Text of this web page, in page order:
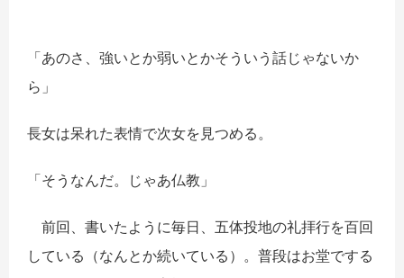
「あのさ、強いとか弱いとかそういう話じゃないか
ら」
長女は呆れた表情で次女を見つめる。
「そうなんだ。じゃあ仏教」
前回、書いたように毎日、五体投地の礼拝行を百回
している（なんとか続いている）。普段はお堂でする